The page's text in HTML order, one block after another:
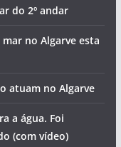
do 2º andar
no Algarve esta
atuam no Algarve
a água. Foi
(com vídeo)